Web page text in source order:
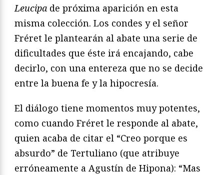
Leucipa de próxima aparición en esta
misma colección. Los condes y el señor
Fréret le plantearán al abate una serie de
dificultades que éste irá encajando, cabe
decirlo, con una entereza que no se decide
entre la buena fe y la hipocresía.
El diálogo tiene momentos muy potentes,
como cuando Fréret le responde al abate,
quien acaba de citar el “Creo porque es
absurdo” de Tertuliano (que atribuye
erróneamente a Agustín de Hipona): “Mas